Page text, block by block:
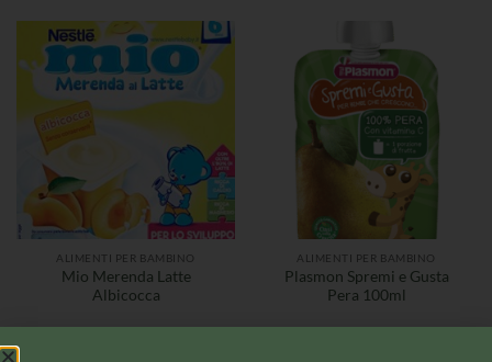
ALIMENTI PER BAMBINO
Mio Merenda Latte
Albicocca
ALIMENTI PER BAMBINO
Plasmon Spremi e Gusta
Pera 100ml